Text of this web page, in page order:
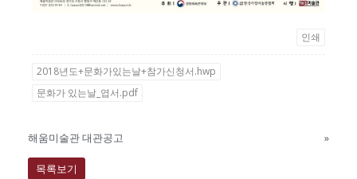
인쇄
2018년도+문화가있는날+참가신청서.hwp
문화가 있는날_엽서.pdf
해움미술관 대관공고 »
목록보기